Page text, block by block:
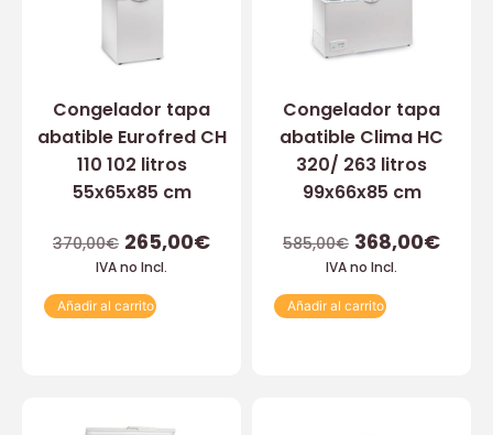
Congelador tapa
abatible Eurofred CH
110 102 litros
55x65x85 cm
370,00€ 265,00€
IVA no Incl.
Añadir al carrito
Congelador tapa
abatible Clima HC
320/ 263 litros
99x66x85 cm
585,00€ 368,00€
IVA no Incl.
Añadir al carrito